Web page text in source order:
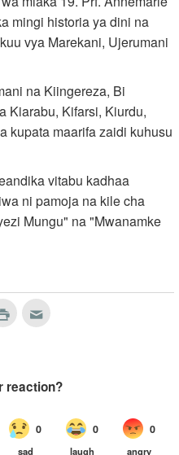
mingi historia ya dini na
vya Marekani, Ujerumani
na Kiingereza, Bi
Kiarabu, Kifarsi, Kiurdu,
kupata maarifa zaidi kuhusu
vitabu kadhaa
ni pamoja na kile cha
Mungu" na "Mwanamke